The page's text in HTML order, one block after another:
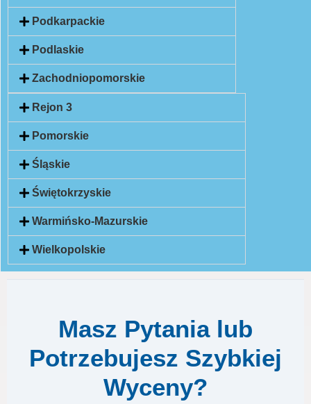
Rejon 3
Pomorskie
Śląskie
Świętokrzyskie
Warmińsko-Mazurskie
Wielkopolskie
Podkarpackie
Podlaskie
Zachodniopomorskie
Masz Pytania lub
Potrzebujesz Szybkiej
Wyceny?